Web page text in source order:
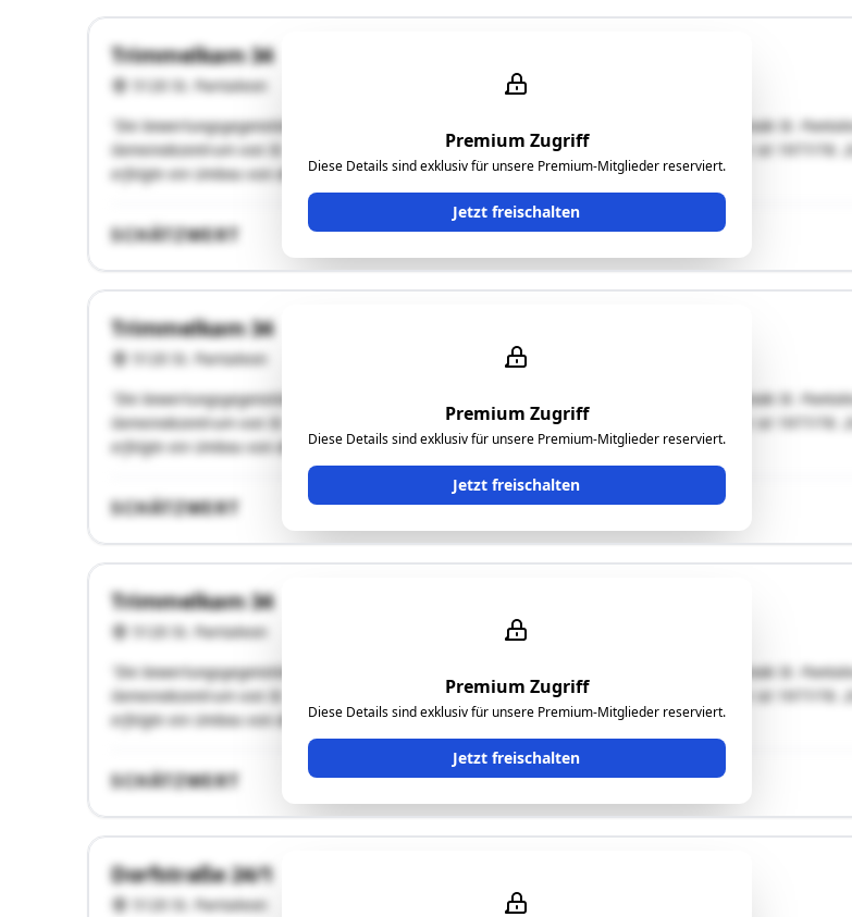
Premium Zugriff
Diese Details sind exklusiv für unsere Premium-Mitglieder reserviert.
Jetzt freischalten
Trimmelkam 34
5120 St. Pantaleon
"Die bewertungsgegenständliche Liegenschaft liegt in der Ortschaft Trimmelkam in der Gemeinde St.
Gemeindezentrum von St. Pantaleon ist ca. 1,7 Kilometer entfernt. Das ursprüngliche Baujahr ist 1977/78.
erfolgte ein Umbau von der bestehenden LKW-Garage in eine Autospenglerei. Die …"
SCHÄTZWERT
Premium Zugriff
Diese Details sind exklusiv für unsere Premium-Mitglieder reserviert.
Jetzt freischalten
Trimmelkam 34
5120 St. Pantaleon
"Die bewertungsgegenständliche Liegenschaft liegt in der Ortschaft Trimmelkam in der Gemeinde St.
Gemeindezentrum von St. Pantaleon ist ca. 1,7 Kilometer entfernt. Das ursprüngliche Baujahr ist 1977/78.
erfolgte ein Umbau von der bestehenden LKW-Garage in eine Autospenglerei. Die …"
SCHÄTZWERT
Premium Zugriff
Diese Details sind exklusiv für unsere Premium-Mitglieder reserviert.
Jetzt freischalten
Trimmelkam 34
5120 St. Pantaleon
"Die bewertungsgegenständliche Liegenschaft liegt in der Ortschaft Trimmelkam in der Gemeinde St.
Gemeindezentrum von St. Pantaleon ist ca. 1,7 Kilometer entfernt. Das ursprüngliche Baujahr ist 1977/78.
erfolgte ein Umbau von der bestehenden LKW-Garage in eine Autospenglerei. Die …"
SCHÄTZWERT
Dorfstraße 24/1
5120 St. Pantaleon